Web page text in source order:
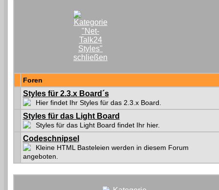
Foren
Styles für 2.3.x Board´s
Hier findet Ihr Styles für das 2.3.x Board.
Styles für das Light Board
Styles für das Light Board findet Ihr hier.
Codeschnipsel
Kleine HTML Basteleien werden in diesem Forum
angeboten.